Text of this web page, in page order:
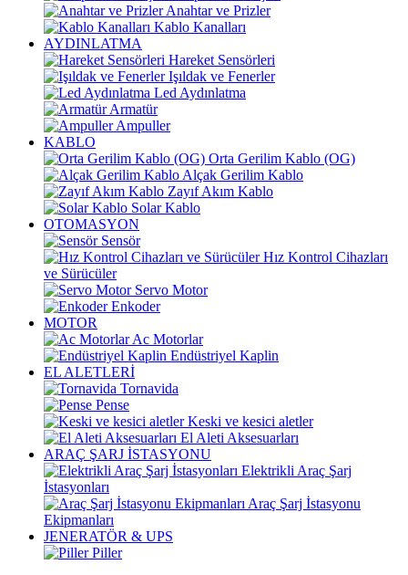
Anahtar ve Prizler
Kablo Kanalları
AYDINLATMA
Hareket Sensörleri
Işıldak ve Fenerler
Led Aydınlatma
Armatür
Ampuller
KABLO
Orta Gerilim Kablo (OG)
Alçak Gerilim Kablo
Zayıf Akım Kablo
Solar Kablo
OTOMASYON
Sensör
Hız Kontrol Cihazları
ve Sürücüler
Servo Motor
Enkoder
MOTOR
Ac Motorlar
Endüstriyel Kaplin
EL ALETLERİ
Tornavida
Pense
Keski ve kesici aletler
El Aleti Aksesuarları
ARAÇ ŞARJ İSTASYONU
Elektrikli Araç Şarj
İstasyonları
Araç Şarj İstasyonu
Ekipmanları
JENERATÖR & UPS
Piller